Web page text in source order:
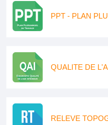
PPT - PLAN
QUALITE DE
RELEVE